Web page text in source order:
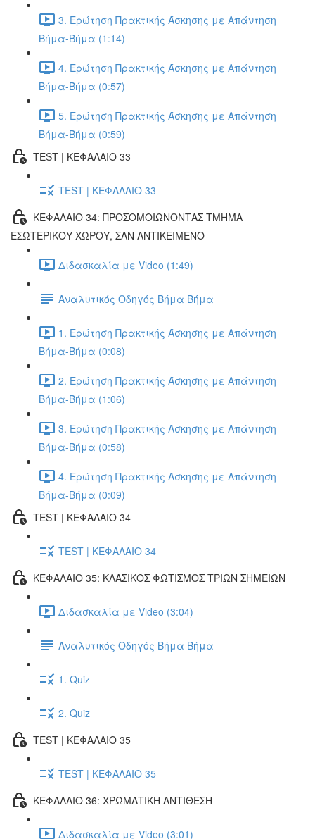
3. Ερώτηση Πρακτικής Άσκησης με Απάντηση
Βήμα-Βήμα (1:14)
4. Ερώτηση Πρακτικής Άσκησης με Απάντηση
Βήμα-Βήμα (0:57)
5. Ερώτηση Πρακτικής Άσκησης με Απάντηση
Βήμα-Βήμα (0:59)
TEST | ΚΕΦΑΛΑΙΟ 33
TEST | ΚΕΦΑΛΑΙΟ 33
ΚΕΦΑΛΑΙΟ 34: ΠΡΟΣΟΜΟΙΩΝΟΝΤΑΣ ΤΜΗΜΑ
ΕΣΩΤΕΡΙΚΟΥ ΧΩΡΟΥ, ΣΑΝ ΑΝΤΙΚΕΙΜΕΝΟ
Διδασκαλία με Video (1:49)
Αναλυτικός Οδηγός Βήμα Βήμα
1. Ερώτηση Πρακτικής Άσκησης με Απάντηση
Βήμα-Βήμα (0:08)
2. Ερώτηση Πρακτικής Άσκησης με Απάντηση
Βήμα-Βήμα (1:06)
3. Ερώτηση Πρακτικής Άσκησης με Απάντηση
Βήμα-Βήμα (0:58)
4. Ερώτηση Πρακτικής Άσκησης με Απάντηση
Βήμα-Βήμα (0:09)
TEST | ΚΕΦΑΛΑΙΟ 34
TEST | ΚΕΦΑΛΑΙΟ 34
ΚΕΦΑΛΑΙΟ 35: ΚΛΑΣΙΚΟΣ ΦΩΤΙΣΜΟΣ ΤΡΙΩΝ ΣΗΜΕΙΩΝ
Διδασκαλία με Video (3:04)
Αναλυτικός Οδηγός Βήμα Βήμα
1. Quiz
2. Quiz
TEST | ΚΕΦΑΛΑΙΟ 35
TEST | ΚΕΦΑΛΑΙΟ 35
ΚΕΦΑΛΑΙΟ 36: ΧΡΩΜΑΤΙΚΗ ΑΝΤΙΘΕΣΗ
Διδασκαλία με Video (3:01)